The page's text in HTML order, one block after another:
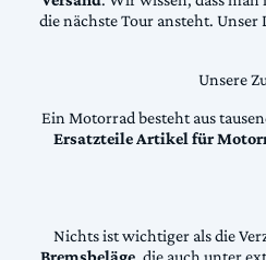
die nächste Tour ansteht.
Unsere
Ein Motorrad besteht aus
Ersatzteile Artikel für
Nichts ist wichtiger als die